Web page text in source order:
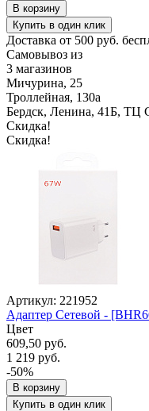
В корзину
Купить в один клик
Доставка от 500 руб.
Самовывоз из
3 магазинов
Мичурина, 25
Троллейная, 130а
Бердск, Ленина, 41Б, ТЦ
Скидка!
Скидка!
Артикул: 221952
Адаптер Сетевой -
Цвет
609,50 руб.
1 219 руб.
-50%
В корзину
Купить в один клик